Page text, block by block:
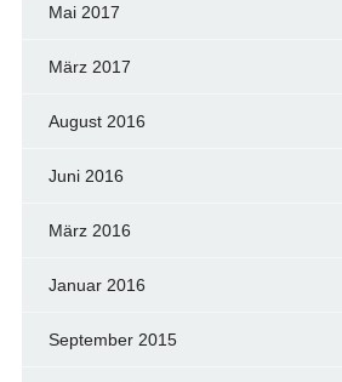
Mai 2017
März 2017
August 2016
Juni 2016
März 2016
Januar 2016
September 2015